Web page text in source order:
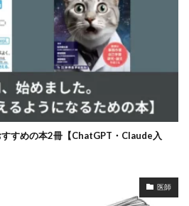
すめの本2冊【ChatGPT・Claude入
医師